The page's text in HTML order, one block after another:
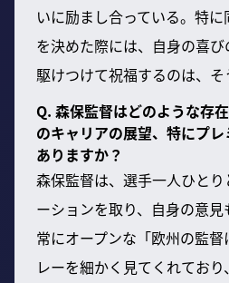
いに励まし合っている。特
を決めた際には、自身の喜
駆けつけて祝福するのは、そ
Q. 森保監督はどのような存
のキャリアの展望、特にプ
ありますか？
森保監督は、選手一人ひと
ーションを取り、自身の意
常にオープンな「欧州の監
レーを細かく見てくれてお